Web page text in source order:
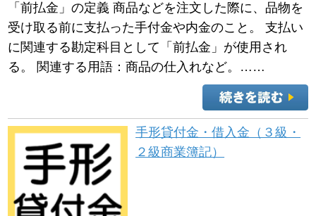
「前払金」の定義 商品などを注文した際に、品物を
受け取る前に支払った手付金や内金のこと。 支払い
に関連する勘定科目として「前払金」が使用され
る。 関連する用語：商品の仕入れなど。……
手形貸付金・借入金（３級・
２級商業簿記）